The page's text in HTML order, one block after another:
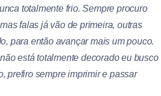
totalmente frio. Sempre procuro
falas já vão de primeira, outras
para então avançar mais um pouco.
está totalmente decorado eu busco
prefiro sempre imprimir e passar